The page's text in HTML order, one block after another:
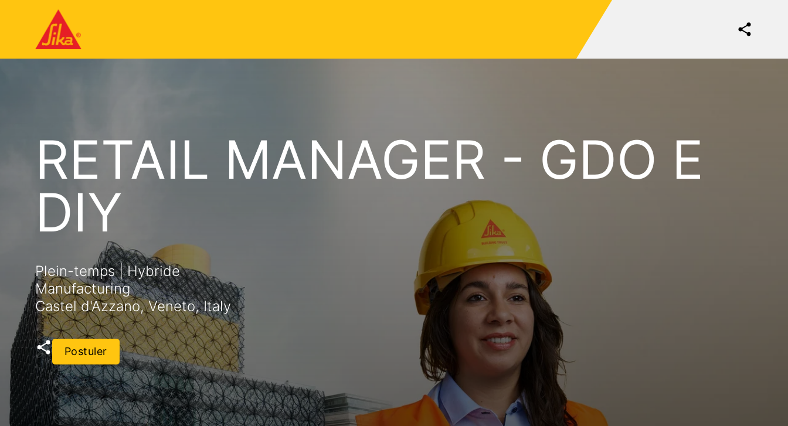
RETAIL MANAGER - GDO E
DIY
Plein-temps | Hybride
Manufacturing
Castel d'Azzano, Veneto, Italy
Postuler